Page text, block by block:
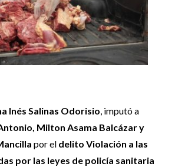
Inés Salinas Odorisio, imputó a
Milton Asama Balcázar y
por el delito Violación a las
por las leyes de policía sanitaria